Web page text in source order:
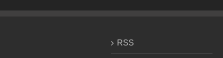
RSS